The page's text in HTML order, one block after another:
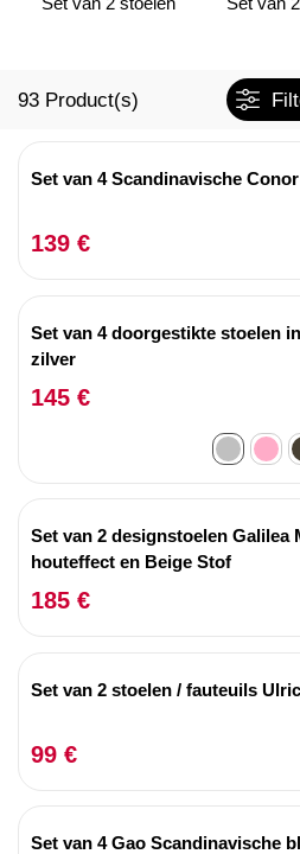
93 Product(s)
Set van 4 Scandinavische
139 €
Set van 4 doorgestikte stoelen
zilver
145 €
Set van 2 designstoelen Galilea
houteffect en Beige Stof
185 €
Set van 2 stoelen / fauteuils
99 €
Set van 4 Gao Scandinavische